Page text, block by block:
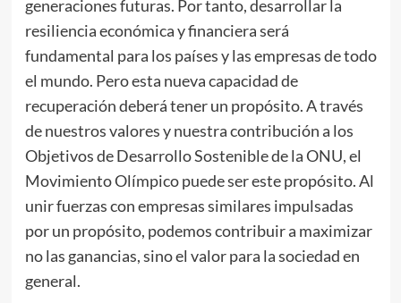
generaciones futuras. Por tanto, desarrollar la
resiliencia económica y financiera será
fundamental para los países y las empresas de todo
el mundo. Pero esta nueva capacidad de
recuperación deberá tener un propósito. A través
de nuestros valores y nuestra contribución a los
Objetivos de Desarrollo Sostenible de la ONU, el
Movimiento Olímpico puede ser este propósito. Al
unir fuerzas con empresas similares impulsadas
por un propósito, podemos contribuir a maximizar
no las ganancias, sino el valor para la sociedad en
general.